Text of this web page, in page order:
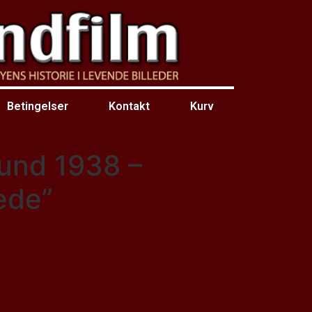
Betingelser Kontakt Kurv
1938 –